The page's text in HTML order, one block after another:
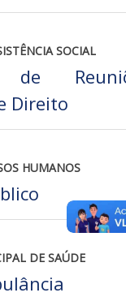
SOCIAL
de
Direito
HUMANOS
DE SAÚDE